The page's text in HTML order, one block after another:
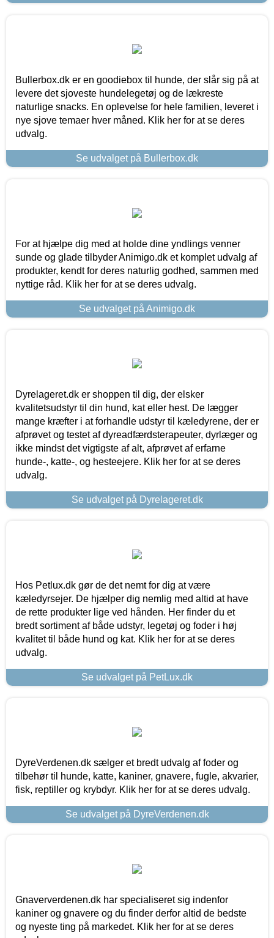
Bullerbox.dk er en goodiebox til hunde, der slår sig på at
levere det sjoveste hundelegetøj og de lækreste
naturlige snacks. En oplevelse for hele familien, leveret i
nye sjove temaer hver måned. Klik her for at se deres
udvalg.
Se udvalget på Bullerbox.dk
For at hjælpe dig med at holde dine yndlings venner
sunde og glade tilbyder Animigo.dk et komplet udvalg af
produkter, kendt for deres naturlig godhed, sammen med
nyttige råd. Klik her for at se deres udvalg.
Se udvalget på Animigo.dk
Dyrelageret.dk er shoppen til dig, der elsker
kvalitetsudstyr til din hund, kat eller hest. De lægger
mange kræfter i at forhandle udstyr til kæledyrene, der er
afprøvet og testet af dyreadfærdsterapeuter, dyrlæger og
ikke mindst det vigtigste af alt, afprøvet af erfarne
hunde-, katte-, og hesteejere. Klik her for at se deres
udvalg.
Se udvalget på Dyrelageret.dk
Hos Petlux.dk gør de det nemt for dig at være
kæledyrsejer. De hjælper dig nemlig med altid at have
de rette produkter lige ved hånden. Her finder du et
bredt sortiment af både udstyr, legetøj og foder i høj
kvalitet til både hund og kat. Klik her for at se deres
udvalg.
Se udvalget på PetLux.dk
DyreVerdenen.dk sælger et bredt udvalg af foder og
tilbehør til hunde, katte, kaniner, gnavere, fugle, akvarier,
fisk, reptiller og krybdyr. Klik her for at se deres udvalg.
Se udvalget på DyreVerdenen.dk
Gnaververdenen.dk har specialiseret sig indenfor
kaniner og gnavere og du finder derfor altid de bedste
og nyeste ting på markedet. Klik her for at se deres